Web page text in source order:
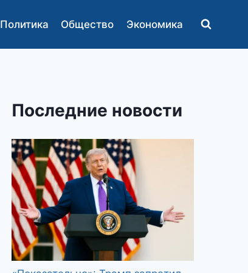
Политика Общество Экономика
Последние новости